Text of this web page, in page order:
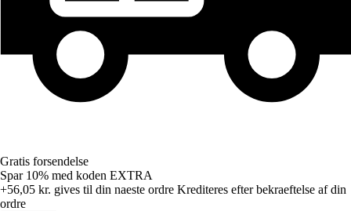
Gratis forsendelse
Spar 10% med koden EXTRA
+56,05 kr. gives til din naeste ordre Krediteres efter bekraeftelse af din
ordre